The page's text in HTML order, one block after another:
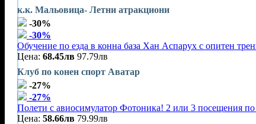
к.к. Мальовица- Летни атракциони
-30%
-30%
Обучение по езда в конна база Хан Аспарух с опитен
Цена: 68.45лв 97.79лв
Клуб по конен спорт Аватар
-27%
-27%
Полети с авиосимулатор Фотоника! 2 или 3 посещения
Цена: 58.66лв 79.99лв